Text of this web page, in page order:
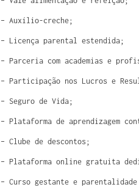
– Auxílio-creche;
– Licença parental estendida;
– Parceria com academias e
– Participação nos Lucros e
– Seguro de Vida;
– Plataforma de aprendizagem
– Clube de descontos;
– Plataforma online gratuita
– Curso gestante e